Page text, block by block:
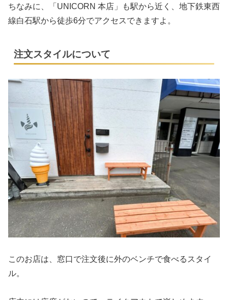
ちなみに、「UNICORN 本店」も駅から近く、地下鉄東西
線白石駅から徒歩6分でアクセスできますよ。
注文スタイルについて
このお店は、窓口で注文後に外のベンチで食べるスタイ
ル。